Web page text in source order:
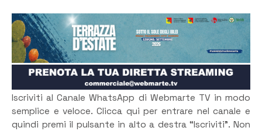
Iscriviti al Canale WhatsApp di Webmarte TV in modo
semplice e veloce. Clicca qui per entrare nel canale e
quindi premi il pulsante in alto a destra “Iscriviti”. Non